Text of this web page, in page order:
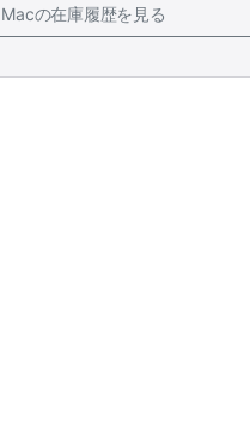
Macの在庫履歴を見る